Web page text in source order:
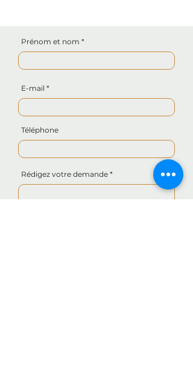
Prénom et nom
E-mail
Téléphone
Rédigez votre demande